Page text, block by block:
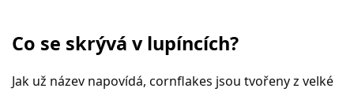
Co se skrývá v lupíncích?
Jak už název napovídá, cornflakes jsou tvořeny z velké